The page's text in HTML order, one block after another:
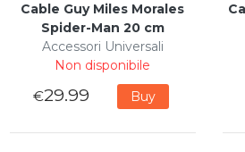
Cable Guy Miles Morales
Spider-Man 20 cm
Accessori Universali
Non disponibile
€29.99 Buy